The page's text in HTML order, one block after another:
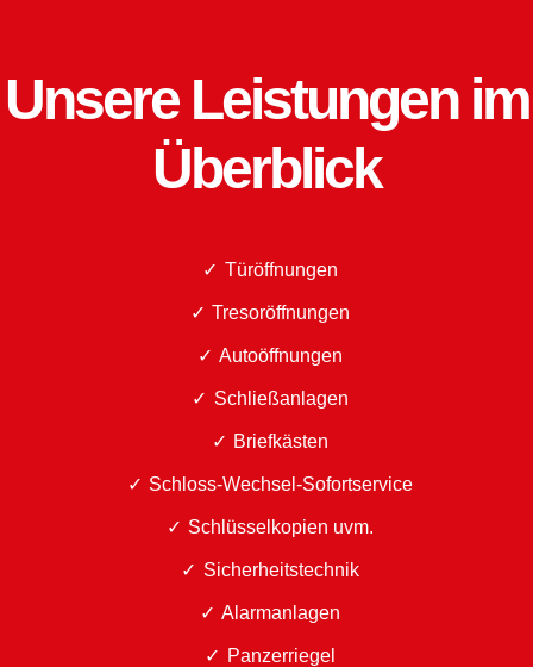
Unsere Leistungen im
Überblick
Türöffnungen
Tresoröffnungen
Autoöffnungen
Schließanlagen
Briefkästen
Schloss-Wechsel-Sofortservice
Schlüsselkopien uvm.
Sicherheitstechnik
Alarmanlagen
Panzerriegel